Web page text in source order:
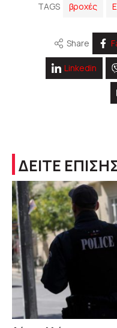
TAGS βροχές
Share
Linkedin
ΔΕΙΤΕ